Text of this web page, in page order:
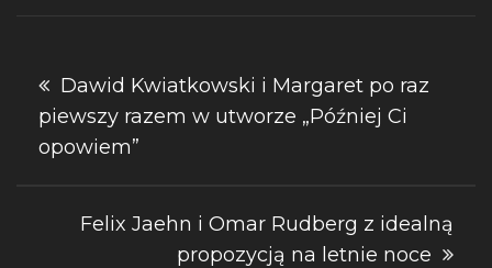
Nawigacja
wpisu
Dawid Kwiatkowski i Margaret po raz
piewszy razem w utworze „Później Ci
opowiem”
Felix Jaehn i Omar Rudberg z idealną
propozycją na letnie noce